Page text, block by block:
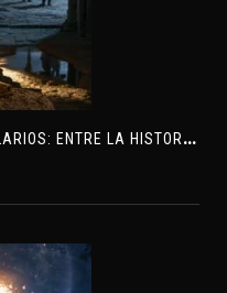
M
ARÍA MAGDALENA Y LOS TEMPLARIOS: ENTRE LA HISTORIA Y EL MISTERIO